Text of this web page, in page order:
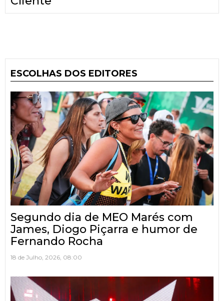
ESCOLHAS DOS EDITORES
Segundo dia de MEO Marés com
James, Diogo Piçarra e humor de
Fernando Rocha
18 de Julho, 2026, 08:00